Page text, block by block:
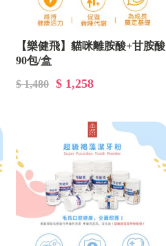
【樂健飛】貓咪離胺酸+甘胺酸
90包/盒
$ 1,480 $ 1,258